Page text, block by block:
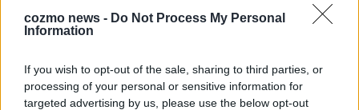
cozmo news - Do Not Process My Personal
Information
If you wish to opt-out of the sale, sharing to third parties, or
processing of your personal or sensitive information for
targeted advertising by us, please use the below opt-out
E-Mail